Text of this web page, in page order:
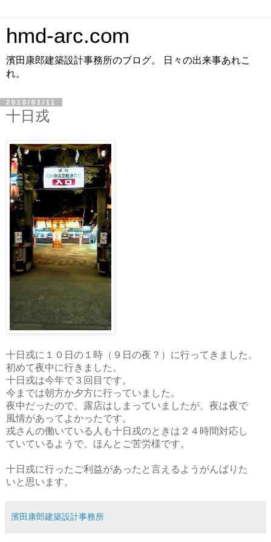
hmd-arc.com
濱田康郎建築設計事務所のブログ。 日々の出来事あれこ
れ。
2010/01/11
十日戎
十日戎に１０日の１時（９日の夜？）に行ってきました。
初めて夜中に行きました。
十日戎は今年で３回目です。
今までは朝方か夕方に行っていました。
夜中だったので、露店はしまっていましたが、夜は夜で
風情があってよかったです。
戎さんの働いている人も十日戎のときは２４時間対応し
ていているようで、ほんとご苦労様です。
十日戎に行ったご利益があったと言えるようがんばりた
いと思います。
濱田康郎建築設計事務所